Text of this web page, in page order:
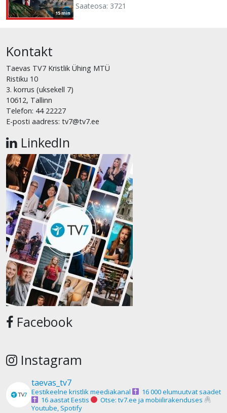
15 min
Saateosa: 3721
Kontakt
Taevas TV7 Kristlik Ühing MTÜ
Ristiku 10
3. korrus (uksekell 7)
10612, Tallinn
Telefon: 44 22227
E-posti aadress: tv7@tv7.ee
LinkedIn
Facebook
Instagram
taevas_tv7
Eestikeelne kristlik meediakanal
16 000 elumuutvat saadet
16 aastat Eestis
Otse: tv7.ee ja mobiilirakenduses
Youtube, Spotify